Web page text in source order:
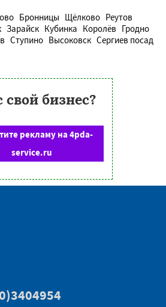
Бронницы Щёлково Реутов
Зарайск Кубинка Королёв Гродно
Ступино Высоковск Сергиев посад
свой бизнес?
рекламу на 4pda-
service.ru